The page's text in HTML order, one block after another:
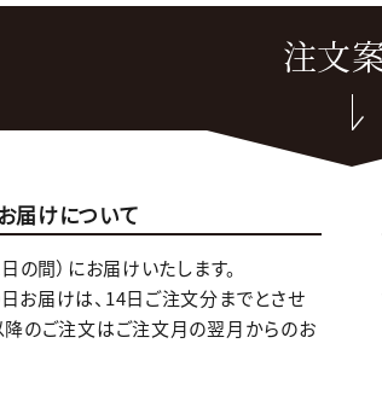
注文
お届けについて
の間）にお届けいたします。
お届けは、14日ご注文分までとさせ
降のご注文はご注文月の翌月からのお